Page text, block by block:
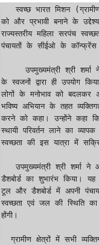
   स्वच्छ भारत मिशन (ग्रामीण) के अंतर्गत ग्रामीण क्षेत्रों में व्यवहार परिवर्तन और स्वच्छता के प्रति जन-जागरूकता
को और प्रभावी बनाने के
राज्यस्तरीय महिला सरपंच
पंचायतों के सीईओ के कॉन्फ्रेंस
     उपमुख्यमंत्री श्री शर्मा ने कहा कि गांव के विकास के लिए आप (सरपंच) जो कार्य करेंगे वो आपके और गांव
के स्वजनों द्वारा ही उपयोग
लोगों के मनोभाव को बदलकर
भविष्य अभियान के तहत
करने को कहा। उन्होंने कहा कि
स्थायी परिवर्तन लाने का
स्वच्छता की इस यात्रा में
   उपमुख्यमंत्री श्री शर्मा ने आज छत्तीसगढ़ स्वच्छ पंचायत सेवा-स्तर के मानक-निर्धारण हेतु नवनिर्मित टूल और
डैशबोर्ड का शुभारंभ किया।
टूल और डैशबोर्ड में अपनी
स्वच्छता एवं जल की स्थिति
होंगी।
  ग्रामीण क्षेत्रों में सभी व्यक्तिगत शौचालय व सामुदायिक शौचालयों के प्रति प्रोत्साहित करने एवं उनकी क्रियाशीलता